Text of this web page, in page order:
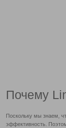
Почему
Поскольку мы знаем,
эффективность.